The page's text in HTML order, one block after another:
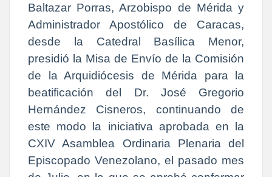
Baltazar Porras, Arzobispo de Mérida y
Administrador Apostólico de Caracas,
desde la Catedral Basílica Menor,
presidió la Misa de Envío de la Comisión
de la Arquidiócesis de Mérida para la
beatificación del Dr. José Gregorio
Hernández Cisneros, continuando de
este modo la iniciativa aprobada en la
CXIV Asamblea Ordinaria Plenaria del
Episcopado Venezolano, el pasado mes